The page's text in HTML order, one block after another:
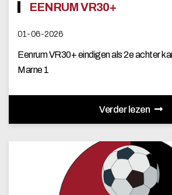
EENRUM VR30+
01-06-2026
Eenrum VR30+ eindigen als 2e achter
Marne 1
Verder lezen